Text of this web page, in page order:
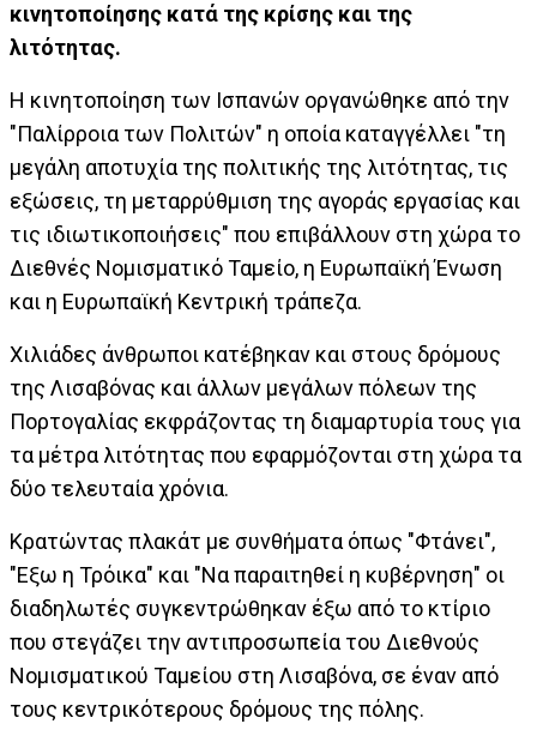
κινητοποίησης κατά της κρίσης και της
λιτότητας.
Η κινητοποίηση των Ισπανών οργανώθηκε από την
"Παλίρροια των Πολιτών" η οποία καταγγέλλει "τη
μεγάλη αποτυχία της πολιτικής της λιτότητας, τις
εξώσεις, τη μεταρρύθμιση της αγοράς εργασίας και
τις ιδιωτικοποιήσεις" που επιβάλλουν στη χώρα το
Διεθνές Νομισματικό Ταμείο, η Ευρωπαϊκή Ένωση
και η Ευρωπαϊκή Κεντρική τράπεζα.
Χιλιάδες άνθρωποι κατέβηκαν και στους δρόμους
της Λισαβόνας και άλλων μεγάλων πόλεων της
Πορτογαλίας εκφράζοντας τη διαμαρτυρία τους για
τα μέτρα λιτότητας που εφαρμόζονται στη χώρα τα
δύο τελευταία χρόνια.
Κρατώντας πλακάτ με συνθήματα όπως "Φτάνει",
"Εξω η Τρόικα" και "Να παραιτηθεί η κυβέρνηση" οι
διαδηλωτές συγκεντρώθηκαν έξω από το κτίριο
που στεγάζει την αντιπροσωπεία του Διεθνούς
Νομισματικού Ταμείου στη Λισαβόνα, σε έναν από
τους κεντρικότερους δρόμους της πόλης.